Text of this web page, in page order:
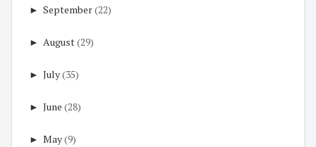
► September(22)
► August(29)
► July(35)
► June (28)
► May(9)